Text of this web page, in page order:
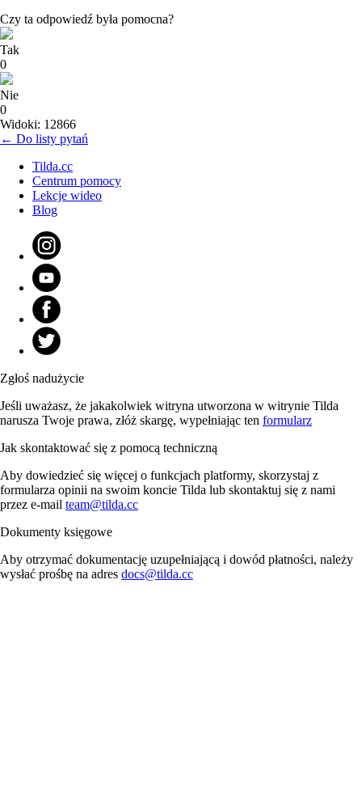
Czy ta odpowiedź była pomocna?
Tak
0
Nie
0
Widoki: 12866
← Do listy pytań
Tilda.cc
Centrum pomocy
Lekcje wideo
Blog
Zgłoś nadużycie
Jeśli uważasz, że jakakolwiek witryna utworzona w witrynie Tilda
narusza Twoje prawa, złóż skargę, wypełniając ten formularz
Jak skontaktować się z pomocą techniczną
Aby dowiedzieć się więcej o funkcjach platformy, skorzystaj z
formularza opinii na swoim koncie Tilda lub skontaktuj się z nami
przez e-mail team@tilda.cc
Dokumenty księgowe
Aby otrzymać dokumentację uzupełniającą i dowód płatności, należy
wysłać prośbę na adres docs@tilda.cc